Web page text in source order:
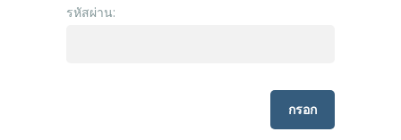
รหัสผ่าน: